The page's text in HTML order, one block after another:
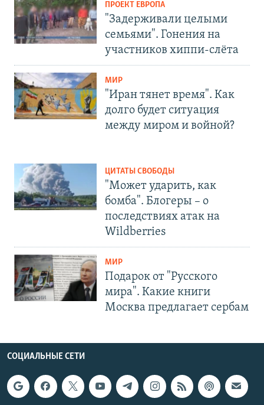
ПРОЕКТ ЕВРОПА
"Задерживали целыми
семьями". Гонения на
участников хиппи-слёта
МИР
"Иран тянет время". Как
долго будет ситуация
между миром и войной?
ЦИТАТЫ СВОБОДЫ
"Может ударить, как
бомба". Блогеры – о
последствиях атак на
Wildberries
МИР
Подарок от "Русского
мира". Какие книги
Москва предлагает сербам
СОЦИАЛЬНЫЕ СЕТИ